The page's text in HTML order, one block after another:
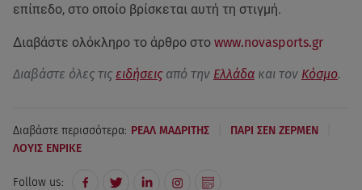
επίπεδο, στο οποίο βρίσκεται αυτή τη στιγμή.
Διαβάστε ολόκληρο το άρθρο στο www.novasports.gr
Διαβάστε όλες τις ειδήσεις από την Ελλάδα και τον Κόσμο.
Διαβάστε περισσότερα: ΡΕΑΛ ΜΑΔΡΙΤΗΣ ΠΑΡΙ ΣΕΝ ΖΕΡΜΕΝ
ΛΟΥΙΣ ΕΝΡΙΚΕ
Follow us: